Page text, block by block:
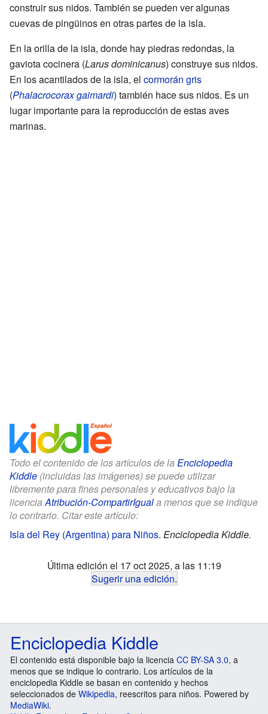
construir sus nidos. También se pueden ver algunas
cuevas de pingüinos en otras partes de la isla.
En la orilla de la isla, donde hay piedras redondas, la
gaviota cocinera (Larus dominicanus) construye sus nidos.
En los acantilados de la isla, el cormorán gris
(Phalacrocorax gaimardi) también hace sus nidos. Es un
lugar importante para la reproducción de estas aves
marinas.
Todo el contenido de los artículos de la Enciclopedia
Kiddle (incluidas las imágenes) se puede utilizar
libremente para fines personales y educativos bajo la
licenciaAtribución-CompartirIguala menos que se indique
lo contrario. Citar este artículo:
Isla del Rey (Argentina) para Niños. Enciclopedia Kiddle.
Última edición el 17 oct 2025, a las 11:19
Sugerir una edición.
Enciclopedia Kiddle
El contenido está disponible bajo la licencia CC BY-SA 3.0, a
menos que se indique lo contrario. Los artículos de la
enciclopedia Kiddle se basan en contenido y hechos
seleccionados de Wikipedia, reescritos para niños. Powered by
MediaWiki.